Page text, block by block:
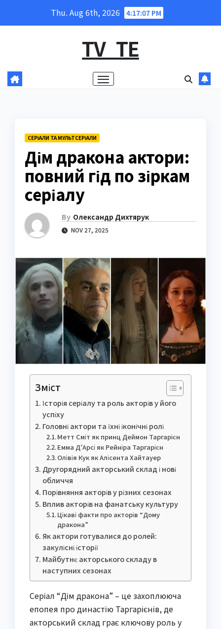
Thu. Aug 6th, 2026 4:17:08 PM
TV_TE
СЕРІАЛИ ТА МУЛЬТСЕРІАЛИ
Дім дракона актори:
повний гід по зіркам
серіалу
By Олександр Дихтярук
NOV 27, 2025
Зміст
Історія серіалу та роль акторів у його
успіху
Головні актори та їхні іконічні ролі
Метт Сміт як принц Деймон Таргарієн
Емма Д’Арсі як Рейніра Таргарієн
Олівія Кук як Алісента Хайтауер
Другорядний акторський склад і нові
обличчя
Порівняння акторів у різних сезонах
Вплив акторів на фанатську культуру
Цікаві факти про акторів “Дому
дракона”
Як актори готувалися до ролей:
закулісні історії
Майбутнє акторського складу в
наступних сезонах
Серіал “Дім дракона” – це захоплююча
епопея про династію Таргарієнів, де
акторський склад грає ключову роль у